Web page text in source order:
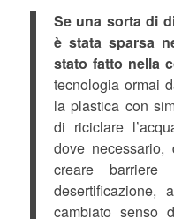
Se una sorta di
è stata sparsa
stato fatto nella
tecnologia ormai
la plastica con
di riciclare
dove
creare barriere
cambiato senso